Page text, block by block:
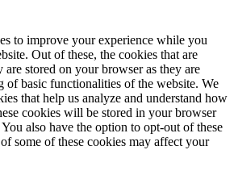
to improve your experience while you
Out of these, the cookies that are
are stored on your browser as they are
of basic functionalities of the website. We
that help us analyze and understand how
cookies will be stored in your browser
also have the option to opt-out of these
some of these cookies may affect your